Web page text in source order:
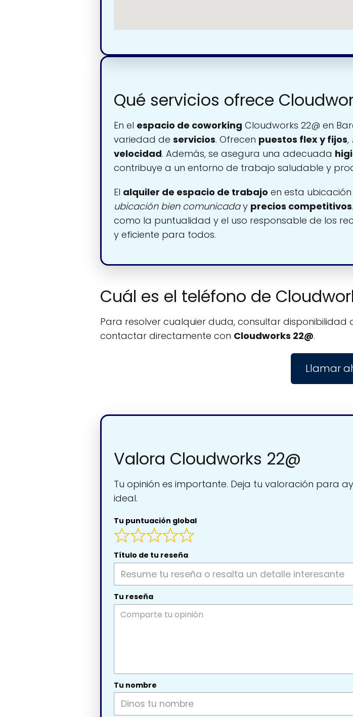
Qué servicios ofrece
En el espacio de coworking Cloudworks 22@ en
variedad de servicios. Ofrecen puestos flex y fijos,
velocidad. Además, se asegura una adecuada
contribuye a un entorno de trabajo saludable y
El alquiler de espacio de trabajo en esta
ubicación bien comunicaday precios competitivos
como la puntualidad y el uso responsable de los
y eficiente para todos.
Cuál es el teléfono de
Para resolver cualquier duda, consultar
contactar directamente con Cloudworks 22@.
Llamar
Valora Cloudworks 22@
Tu opinión es importante. Deja tu valoración para
ideal.
Tu puntuación global
Título de tu reseña
Tu reseña
Tu nombre